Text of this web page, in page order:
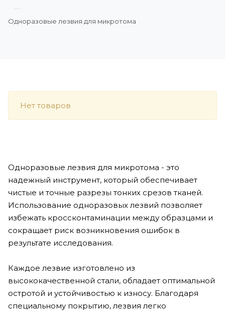
Одноразовые лезвия для микротома
Нет товаров
Одноразовые лезвия для микротома - это
надежный инструмент, который обеспечивает
чистые и точные разрезы тонких срезов тканей.
Использование одноразовых лезвий позволяет
избежать кроссконтаминации между образцами и
сокращает риск возникновения ошибок в
результате исследования.
Каждое лезвие изготовлено из
высококачественной стали, обладает оптимальной
остротой и устойчивостью к износу. Благодаря
специальному покрытию, лезвия легко